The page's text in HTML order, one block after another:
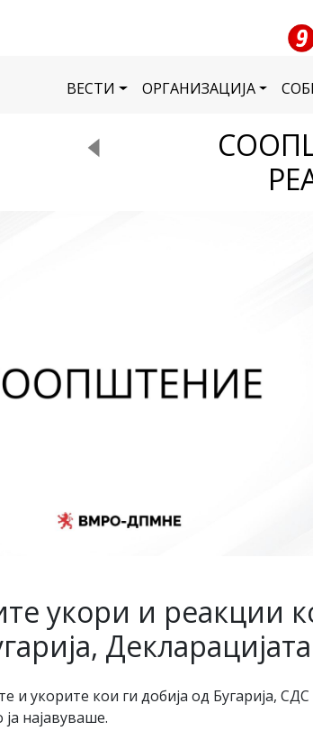
ВЕСТИ ОРГАНИЗАЦИЈА
укори и реакции
и укорите кои ги добија од Бугарија,
најавуваше.